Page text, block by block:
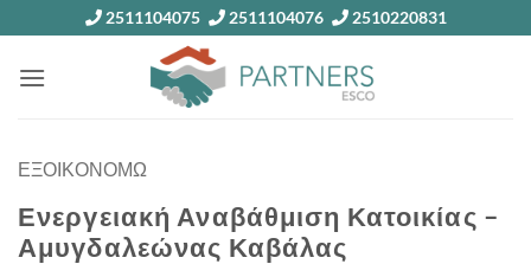
to
content
2511104075 2511104076 2510220831
ΕΞΟΙΚΟΝΟΜΩ
Ενεργειακή Αναβάθμιση Κατοικίας –
Αμυγδαλεώνας Καβάλας